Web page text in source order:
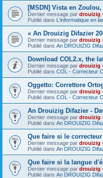
[MSDN] Vista en
Dernier message par drouizig
Publié dans L'informatique en
« An Drouizig Difazier
Dernier message par drouizig
Publié dans An DROUIZIG
Download COL2.x, the
Dernier message par drouizig
Publié dans COL - Correcteur
Oggetto: Correttore
Dernier message par drouizig
Publié dans COL - Correcteur
An Drouizig Difazier -
Dernier message par drouizig
Publié dans An DROUIZIG
Que faire si le
Dernier message par drouizig
Publié dans An DROUIZIG
Que faire si la langue
Dernier message par drouizig
Publié dans An DROUIZIG